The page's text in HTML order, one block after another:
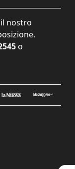
nostro
o